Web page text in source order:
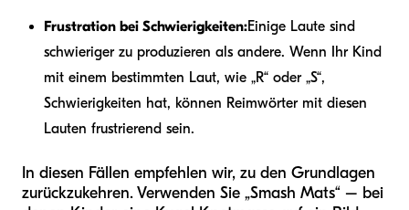
Frustration bei Schwierigkeiten:Einige Laute sind
schwieriger zu produzieren als andere. Wenn Ihr Kind
mit einem bestimmten Laut, wie „R“ oder „S“,
Schwierigkeiten hat, können Reimwörter mit diesen
Lauten frustrierend sein.
In diesen Fällen empfehlen wir, zu den Grundlagen
zurückzukehren. Verwenden Sie „Smash Mats“ – bei